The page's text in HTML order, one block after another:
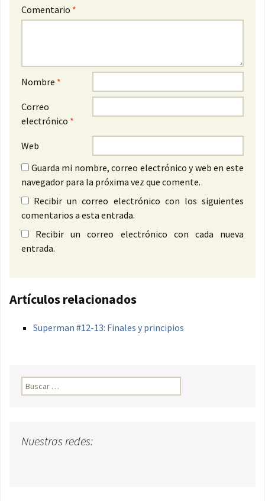
Comentario *
Nombre *
Correo
electrónico *
Web
Guarda mi nombre, correo electrónico y web en este
navegador para la próxima vez que comente.
Recibir un correo electrónico con los siguientes
comentarios a esta entrada.
Recibir un correo electrónico con cada nueva
entrada.
Artículos relacionados
Superman #12-13: Finales y principios
Buscar:
Nuestras redes: